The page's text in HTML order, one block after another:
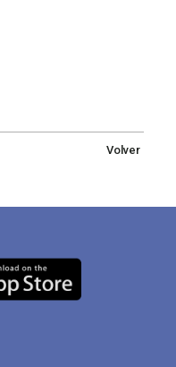
Volver